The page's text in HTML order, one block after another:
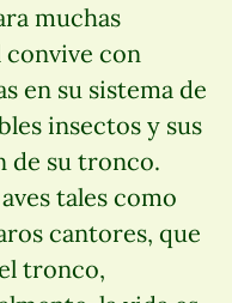
muchas
convive con
en su sistema de
insectos y sus
de su tronco.
tales como
cantores, que
tronco,